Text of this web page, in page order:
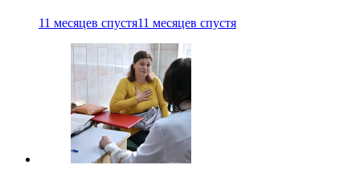
11 месяцев спустя11 месяцев спустя